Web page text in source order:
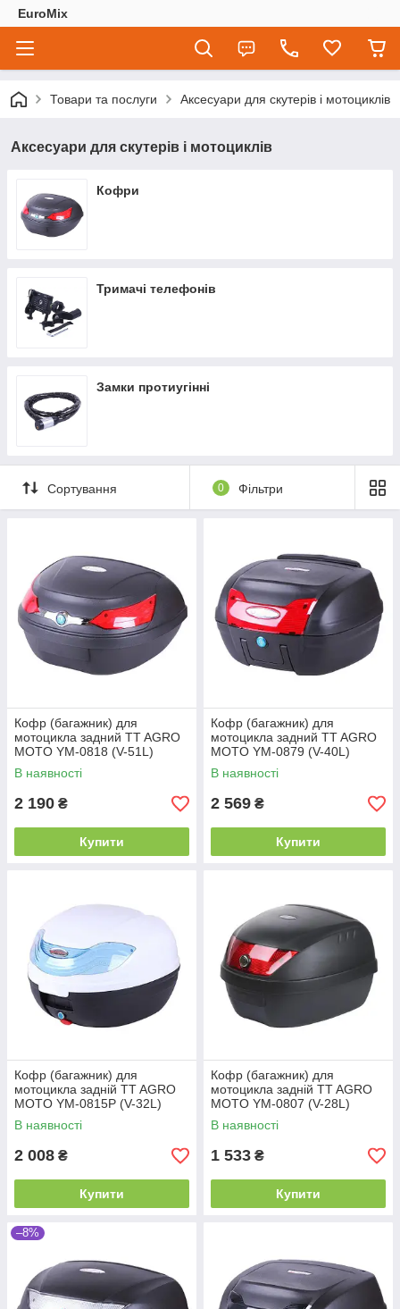
EuroMix
Товари та послуги Аксесуари для скутерів і мотоциклів
Аксесуари для скутерів і мотоциклів
Кофри
Тримачі телефонів
Замки протиугінні
Сортування 0 Фільтри
Кофр (багажник) для
мотоцикла задний TT AGRO
MOTO YM-0818 (V-51L)
59.5×44×32 черный
В наявності
2 190 ₴
Купити
Кофр (багажник) для
мотоцикла задний TT AGRO
MOTO YM-0879 (V-40L)
50×43×31 черный
В наявності
2 569 ₴
Купити
Кофр (багажник) для
мотоцикла задній TT AGRO
MOTO YM-0815P (V-32L)
43×41×32 білий з чорним
В наявності
2 008 ₴
Купити
Кофр (багажник) для
мотоцикла задній TT AGRO
MOTO YM-0807 (V-28L)
39.5×39.5×30 чорний з
червоним
В наявності
1 533 ₴
Купити
–8%